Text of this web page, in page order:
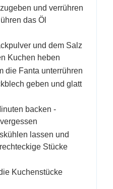
und verrühren
das Öl
und dem Salz
Kuchen heben
die Fanta unterrühren
geben und glatt
backen -
lassen und
Stücke
Kuchenstücke